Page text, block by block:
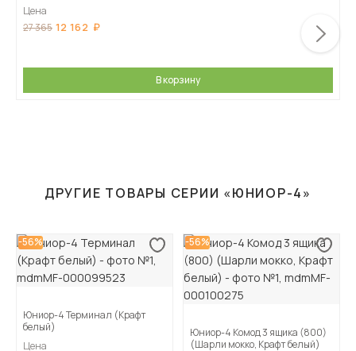
Цена
27 365 12 162
В корзину
ДРУГИЕ ТОВАРЫ СЕРИИ «ЮНИОР-4»
-56%
Юниор-4 Терминал (Крафт
белый)
Цена
-56%
Юниор-4 Комод 3 ящика (800)
(Шарли мокко, Крафт белый)